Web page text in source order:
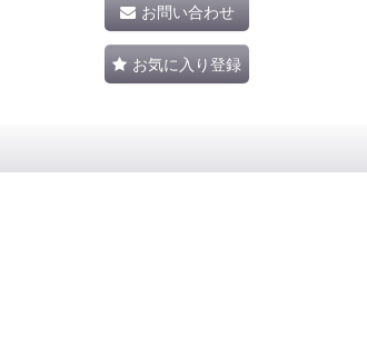
お問い合わせ
お気に入り登録